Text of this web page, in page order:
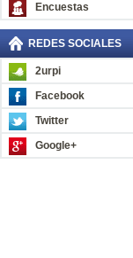
Encuestas
REDES SOCIALES
2urpi
Facebook
Twitter
Google+